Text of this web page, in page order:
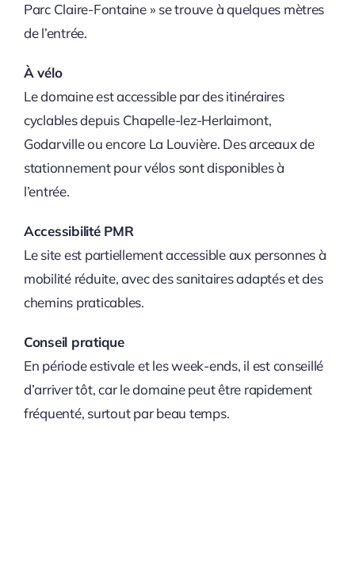
Parc Claire-Fontaine » se trouve à quelques mètres
de l’entrée.
À vélo
Le domaine est accessible par des itinéraires
cyclables depuis Chapelle-lez-Herlaimont,
Godarville ou encore La Louvière. Des arceaux de
stationnement pour vélos sont disponibles à
l’entrée.
Accessibilité PMR
Le site est partiellement accessible aux personnes à
mobilité réduite, avec des sanitaires adaptés et des
chemins praticables.
Conseil pratique
En période estivale et les week-ends, il est conseillé
d’arriver tôt, car le domaine peut être rapidement
fréquenté, surtout par beau temps.